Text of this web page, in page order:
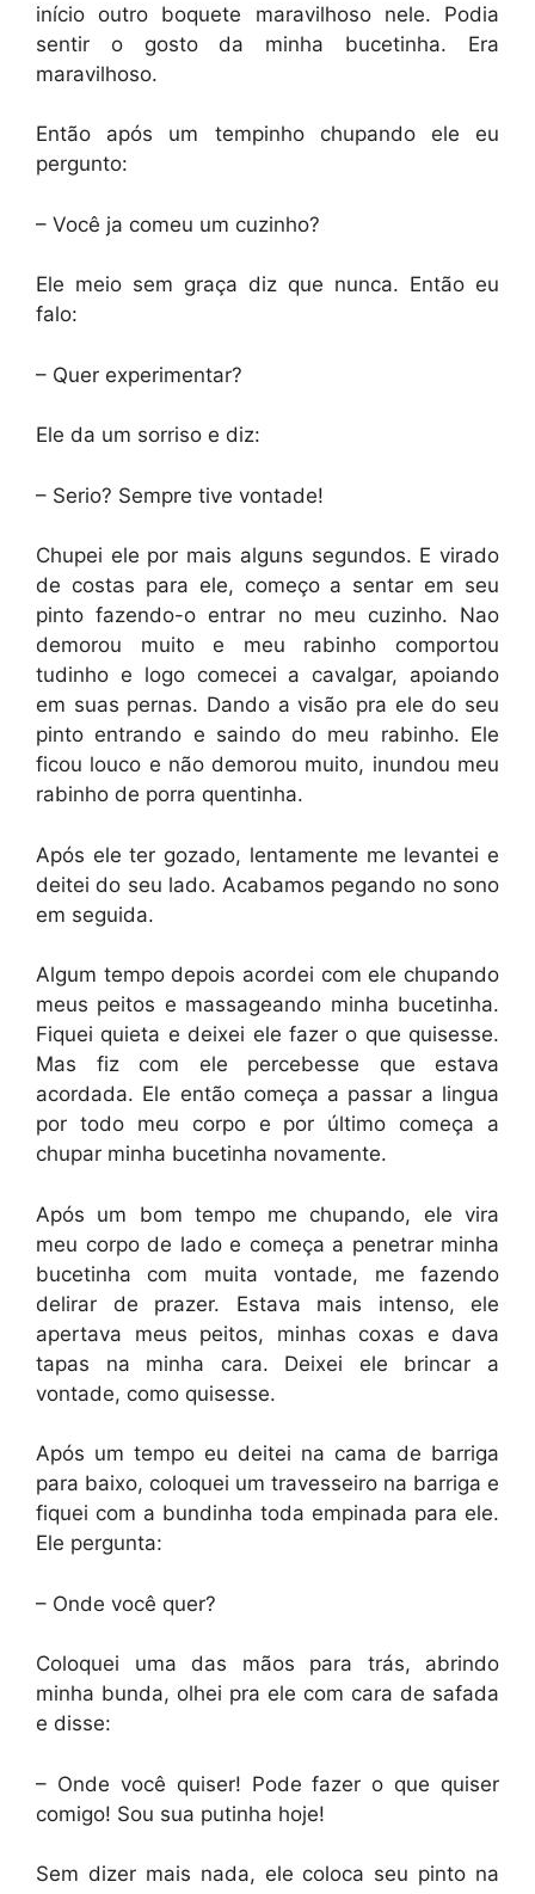
início outro boquete maravilhoso nele. Podia
sentir o gosto da minha bucetinha. Era
maravilhoso.
Então após um tempinho chupando ele eu
pergunto:
– Você ja comeu um cuzinho?
Ele meio sem graça diz que nunca. Então eu
falo:
– Quer experimentar?
Ele da um sorriso e diz:
– Serio? Sempre tive vontade!
Chupei ele por mais alguns segundos. E virado
de costas para ele, começo a sentar em seu
pinto fazendo-o entrar no meu cuzinho. Nao
demorou muito e meu rabinho comportou
tudinho e logo comecei a cavalgar, apoiando
em suas pernas. Dando a visão pra ele do seu
pinto entrando e saindo do meu rabinho. Ele
ficou louco e não demorou muito, inundou meu
rabinho de porra quentinha.
Após ele ter gozado, lentamente me levantei e
deitei do seu lado. Acabamos pegando no sono
em seguida.
Algum tempo depois acordei com ele chupando
meus peitos e massageando minha bucetinha.
Fiquei quieta e deixei ele fazer o que quisesse.
Mas fiz com ele percebesse que estava
acordada. Ele então começa a passar a lingua
por todo meu corpo e por último começa a
chupar minha bucetinha novamente.
Após um bom tempo me chupando, ele vira
meu corpo de lado e começa a penetrar minha
bucetinha com muita vontade, me fazendo
delirar de prazer. Estava mais intenso, ele
apertava meus peitos, minhas coxas e dava
tapas na minha cara. Deixei ele brincar a
vontade, como quisesse.
Após um tempo eu deitei na cama de barriga
para baixo, coloquei um travesseiro na barriga e
fiquei com a bundinha toda empinada para ele.
Ele pergunta:
– Onde você quer?
Coloquei uma das mãos para trás, abrindo
minha bunda, olhei pra ele com cara de safada
e disse:
– Onde você quiser! Pode fazer o que quiser
comigo! Sou sua putinha hoje!
Sem dizer mais nada, ele coloca seu pinto na